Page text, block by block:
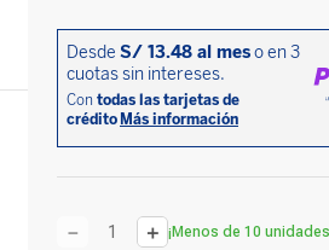
＋
－ ¡Menos de 10